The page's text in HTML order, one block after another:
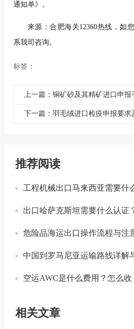
通知单》。
来源：合肥海关12360热线，如
系我司咨询。
标签：
上一篇：铜矿砂及其精矿进口申报
下一篇：羽毛绒进口检疫申报要求
推荐阅读
工程机械出口马来西亚需要什
出口哈萨克斯坦需要什么认证？
危险品海运出口操作流程与注
中国到罗马尼亚运输路线详解
空运AWC是什么费用？怎么收？
相关文章